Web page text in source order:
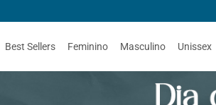
Best Sellers Feminino Masculino Unissex